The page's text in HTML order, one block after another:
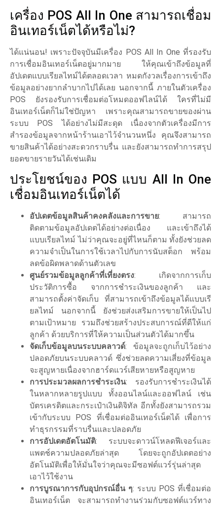
เครื่อง POS All In One สามารถเชื่อม
อินเทอร์เน็ตได้หรือไม่?
ได้แน่นอน! เพราะปัจจุบันมีเครื่อง POS All In One ที่รองรับ
การเชื่อมอินเทอร์เน็ตอยู่มากมาย ให้คุณเข้าถึงข้อมูลที่
อัปเดตแบบเรียลไทม์ได้ตลอดเวลา หมดกังวลเรื่องการเข้าถึง
ข้อมูลอย่างยากลำบากไปได้เลย นอกจากนี้ ภายในตัวเครื่อง
POS ยังรองรับการเชื่อมต่อโหมดออฟไลน์ได้ ใครที่ไม่มี
อินเทอร์เน็ตก็ไม่ใช่ปัญหา เพราะคุณสามารถขายของผ่าน
ระบบ POS ได้อย่างไม่มีสะดุด เนื่องจากตัวเครื่องมีการ
สำรองข้อมูลจากหน้าร้านเอาไว้จำนวนหนึ่ง คุณจึงสามารถ
ขายสินค้าได้อย่างสะดวกราบรื่น และยังสามารถทำการสรุป
ยอดขายรายวันได้เช่นเดิม
ประโยชน์ของ POS แบบ All In One
เชื่อมอินเทอร์เน็ตได้
อัปเดตข้อมูลสินค้าคงคลังและการขาย: สามารถ
ติดตามข้อมูลอัปเดตได้อย่างต่อเนื่อง และเข้าถึงได้
แบบเรียลไทม์ ไม่ว่าคุณจะอยู่ที่ไหนก็ตาม ทั้งยังช่วยลด
ความจำเป็นในการใช้เวลาไปกับการนับสต็อก พร้อม
ลดข้อผิดพลาดด้านตัวเลข
ศูนย์รวมข้อมูลลูกค้าที่เที่ยงตรง: เกิดจากการเก็บ
ประวัติการซื้อ จากการชำระเงินของลูกค้า และ
สามารถตั้งค่าจัดเก็บ ที่สามารถเข้าถึงข้อมูลได้แบบเรี
ยลไทม์ นอกจากนี้ ยังช่วยส่งเสริมการขายให้เป็นไป
ตามเป้าหมาย รวมถึงช่วยสร้างประสบการณ์ที่ดีให้แก่
ลูกค้า ด้วยบริการที่ให้ความเป็นส่วนตัวได้มากขึ้น
จัดเก็บข้อมูลบนระบบคลาวด์: ข้อมูลจะถูกเก็บไว้อย่าง
ปลอดภัยบนระบบคลาวด์ ซึ่งช่วยลดความเสี่ยงที่ข้อมูล
จะสูญหายเนื่องจากฮาร์ดแวร์เสียหายหรือสูญหาย
การประมวลผลการชำระเงิน: รองรับการชำระเงินได้
ในหลากหลายรูปแบบ ทั้งออนไลน์และออฟไลน์ เช่น
บัตรเครดิตและกระเป๋าเงินดิจิทัล อีกทั้งยังสามารถรวม
เข้ากับระบบ POS ที่เชื่อมต่ออินเทอร์เน็ตได้ เพื่อการ
ทำธุรกรรมที่ราบรื่นและปลอดภัย
การอัปเดตอัตโนมัติ: ระบบจะดาวน์โหลดฟีเจอร์และ
แพตช์ความปลอดภัยล่าสุด โดยจะถูกอัปเดตอย่าง
อัตโนมัติเพื่อให้มั่นใจว่าคุณจะมีซอฟต์แวร์รุ่นล่าสุด
เอาไว้ใช้งาน
การบูรณาการกับอุปกรณ์อื่น ๆ: ระบบ POS ที่เชื่อมต่อ
อินเทอร์เน็ต จะสามารถทำงานร่วมกับซอฟต์แวร์ทาง